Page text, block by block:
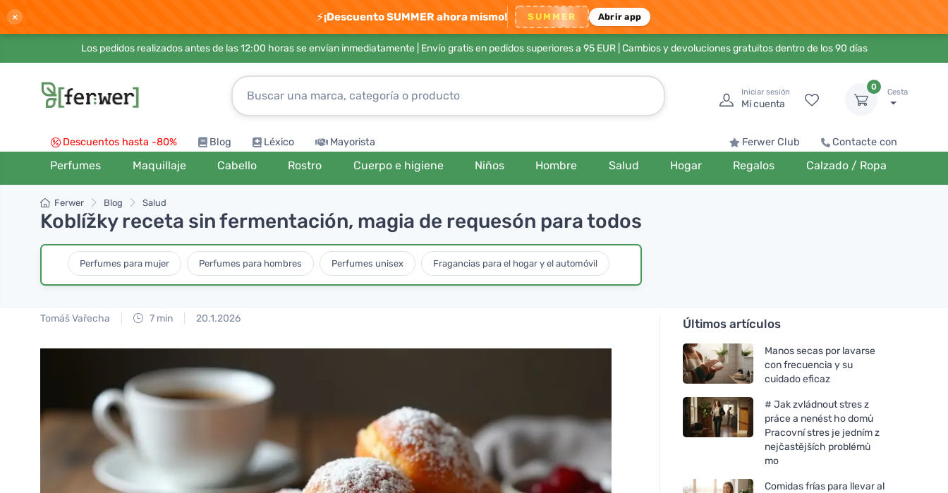
× ⚡¡Descuento SUMMER ahora mismo! SUMMER Abrir app
Los pedidos realizados antes de las 12:00 horas se envían inmediatamente | Envío gratis en pedidos superiores a 95 EUR| Cambios y devoluciones gratuitos dentro de los 90 días
Iniciar sesión
Mi cuenta
0
Cesta
Descuentos hasta -80% Blog Léxico Mayorista Ferwer Club Contacte con
Perfumes Maquillaje Cabello Rostro Cuerpo e higiene Niños Hombre Salud Hogar Regalos Calzado / Ropa
Ferwer Blog Salud
Koblížky receta sin fermentación, magia de requesón para todos
Perfumes para mujer Perfumes para hombres Perfumes unisex Fragancias para el hogar y el automóvil
Tomáš Vařecha 7 min 20.1.2026 Últimos artículos
Manos secas por lavarse
con frecuencia y su
cuidado eficaz
# Jak zvládnout stres z
práce a nenést ho domů
Pracovní stres je jedním z
nejčastějších problémů
mo
Comidas frías para llevar al